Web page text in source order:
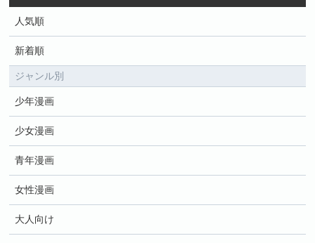
人気順
新着順
ジャンル別
少年漫画
少女漫画
青年漫画
女性漫画
大人向け